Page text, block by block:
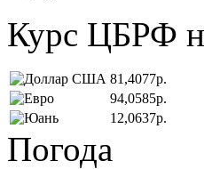
Курс ЦБРФ
81,4077р.
94,0585р.
12,0637р.
Погода